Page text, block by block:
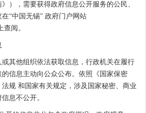
），需要获得政府信息公开服务的公民、
“中国无锡” 政府门户网站
查阅。
他组织依法获取信息，行政机关在履行
信息主动向公众公布。依照《国家保密
规 和国家有关规定，涉及国家秘密、商业
息不公开。